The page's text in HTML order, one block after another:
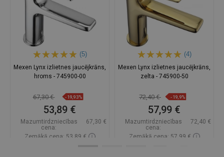
(5)
Mexen Lynx izlietnes jaucējkrāns,
hroms - 745900-00
67,30 € -19,93%
53,89 €
Mazumtirdzniecības
cena:
67,30 €
Zemākā cena: 53,89 €
(4)
Mexen Lynx izlietnes jaucējkrāns,
zelta - 745900-50
72,40 € -19,9%
57,99 €
Mazumtirdzniecības
cena:
72,40 €
Zemākā cena: 57,99 €